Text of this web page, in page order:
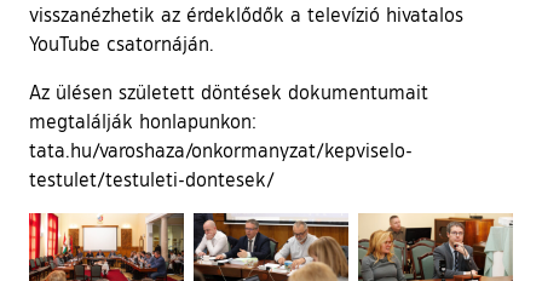
visszanézhetik az érdeklődők a televízió hivatalos
YouTube csatornáján.
Az ülésen született döntések dokumentumait
megtalálják honlapunkon:
tata.hu/varoshaza/onkormanyzat/kepviselo-
testulet/testuleti-dontesek/
Ugrás a galéria utánra